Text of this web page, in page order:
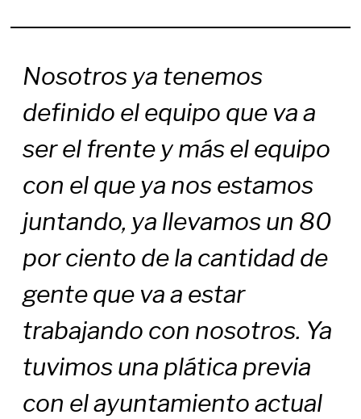
Nosotros ya tenemos
definido el equipo que va a
ser el frente y más el equipo
con el que ya nos estamos
juntando, ya llevamos un 80
por ciento de la cantidad de
gente que va a estar
trabajando con nosotros. Ya
tuvimos una plática previa
con el ayuntamiento actual